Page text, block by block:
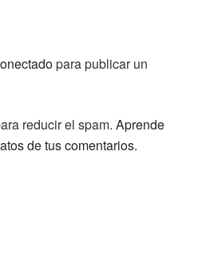
para publicar un
reducir el spam. Aprende
de tus comentarios.